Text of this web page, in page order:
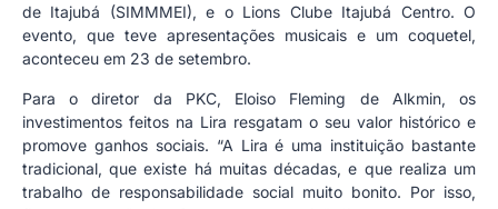
de Itajubá (SIMMMEI), e o Lions Clube Itajubá Centro. O
evento, que teve apresentações musicais e um coquetel,
aconteceu em 23 de setembro.
Para o diretor da PKC, Eloiso Fleming de Alkmin, os
investimentos feitos na Lira resgatam o seu valor histórico e
promove ganhos sociais. “A Lira é uma instituição bastante
tradicional, que existe há muitas décadas, e que realiza um
trabalho de responsabilidade social muito bonito. Por isso,